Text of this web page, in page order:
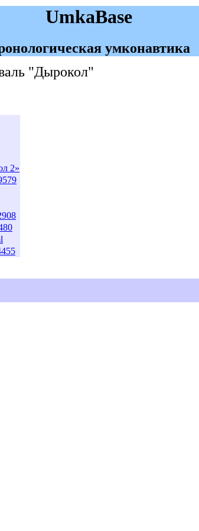
UmkaBase
умконавтика
"Дырокол"
2»